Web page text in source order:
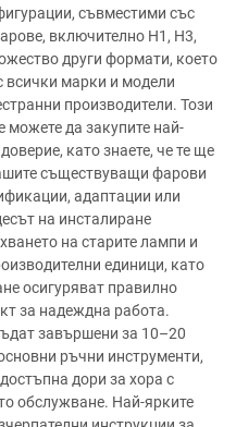
съвместими със
включително H1, H3,
други формати, което
всички марки и модели
производители. Този
можете да закупите най-
като знаете, че те ще
съществуващи фарови
адаптации или
на инсталиране
на старите лампи и
единици, като
осигуряват правилно
за надеждна работа.
завършени за 10–20
ръчни инструменти,
дори за хора с
обслужване. Най-ярките